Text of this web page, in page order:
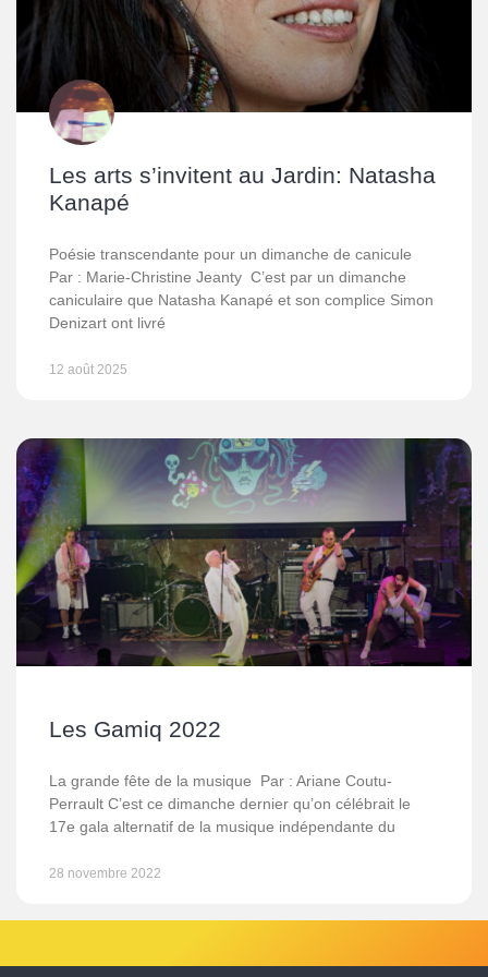
Les arts s’invitent au Jardin: Natasha
Kanapé
Poésie transcendante pour un dimanche de canicule
Par : Marie-Christine Jeanty C’est par un dimanche
caniculaire que Natasha Kanapé et son complice Simon
Denizart ont livré
12 août 2025
Les Gamiq 2022
La grande fête de la musique Par : Ariane Coutu-
Perrault C’est ce dimanche dernier qu’on célébrait le
17e gala alternatif de la musique indépendante du
28 novembre 2022